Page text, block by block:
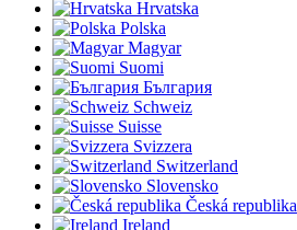
Hrvatska
Polska
Magyar
Suomi
България
Schweiz
Suisse
Svizzera
Switzerland
Slovensko
Česká republika
Ireland